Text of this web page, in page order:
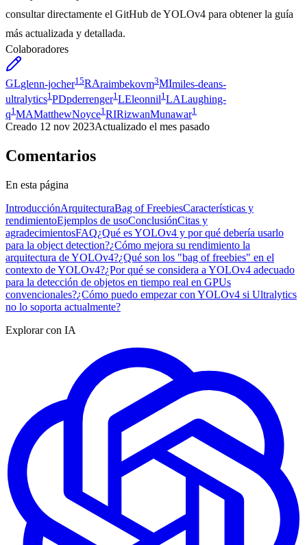
consultar directamente el GitHub de YOLOv4 para obtener la guía
más actualizada y detallada.
Colaboradores
GLglenn-jocher15RAraimbekovm3MImiles-deans-
ultralytics1 PDpderrenger1 LEleonnil1 LALaughing-
q1MAMatthewNoyce1RIRizwanMunawar1
Creado 12 nov 2023Actualizado el mes pasado
Comentarios
En esta página
IntroducciónArquitecturaBag of FreebiesCaracterísticas y
rendimientoEjemplos de usoConclusiónCitas y
agradecimientosFAQ¿Qué es YOLOv4 y por qué debería usarlo
para la object detection?¿Cómo mejora su rendimiento la
arquitectura de YOLOv4?¿Qué son los "bag of freebies" en el
contexto de YOLOv4?¿Por qué se considera a YOLOv4 adecuado
para la detección de objetos en tiempo real en GPUs
convencionales?¿Cómo puedo empezar con YOLOv4 si Ultralytics
no lo soporta actualmente?
Explorar con IA